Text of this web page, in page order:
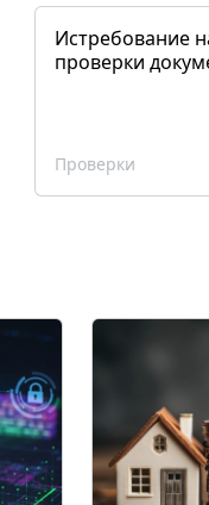
Истребование
проверки
Проверки